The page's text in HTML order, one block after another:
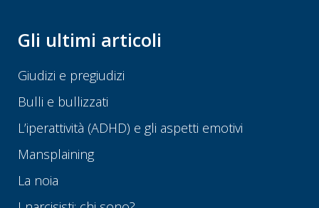
Gli ultimi articoli
Giudizi e pregiudizi
Bulli e bullizzati
L’iperattività (ADHD) e gli aspetti emotivi
Mansplaining
La noia